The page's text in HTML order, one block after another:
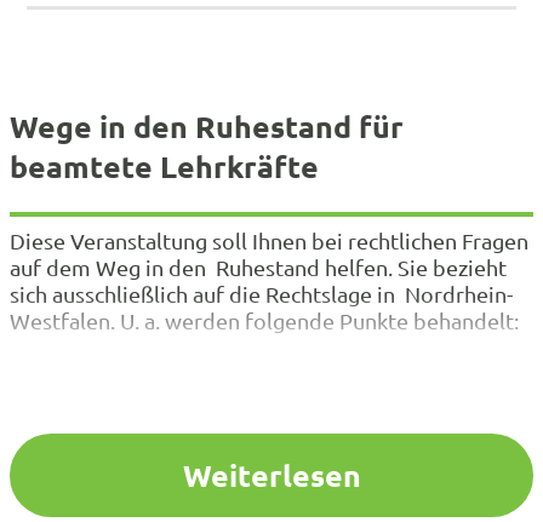
Wege in den Ruhestand für
beamtete Lehrkräfte
Diese Veranstaltung soll Ihnen bei rechtlichen Fragen
auf dem Weg in den Ruhestand helfen. Sie bezieht
sich ausschließlich auf die Rechtslage in Nordrhein-
Westfalen. U. a. werden folgende Punkte behandelt:
Weiterlesen